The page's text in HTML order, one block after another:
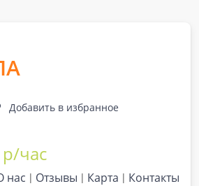
Добавить в избранное
час
нас Отзывы Карта Контакты